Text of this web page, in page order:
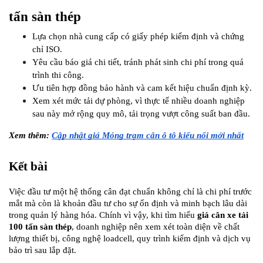
tấn sàn thép
Lựa chọn nhà cung cấp có giấy phép kiểm định và chứng
chỉ ISO.
Yêu cầu báo giá chi tiết, tránh phát sinh chi phí trong quá
trình thi công.
Ưu tiên hợp đồng bảo hành và cam kết hiệu chuẩn định kỳ.
Xem xét mức tải dự phòng, vì thực tế nhiều doanh nghiệp
sau này mở rộng quy mô, tải trọng vượt công suất ban đầu.
Xem thêm: Cập nhật giá Móng trạm cân ô tô kiểu nổi mới nhất
Kết bài
Việc đầu tư một hệ thống cân đạt chuẩn không chỉ là chi phí trước
mắt mà còn là khoản đầu tư cho sự ổn định và minh bạch lâu dài
trong quản lý hàng hóa. Chính vì vậy, khi tìm hiểu giá cân xe tải
100 tấn sàn thép, doanh nghiệp nên xem xét toàn diện về chất
lượng thiết bị, công nghệ loadcell, quy trình kiểm định và dịch vụ
bảo trì sau lắp đặt.